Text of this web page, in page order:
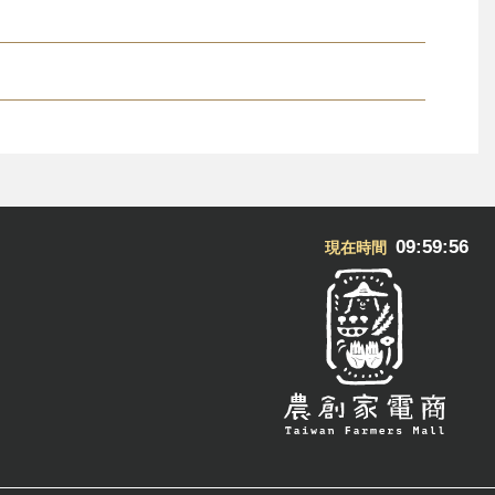
現在時間 09:59:56